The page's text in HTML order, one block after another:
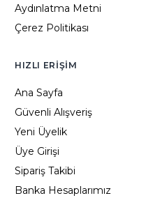
Aydınlatma Metni
Çerez Politikası
HIZLI ERIŞIM
Ana Sayfa
Güvenli Alışveriş
Yeni Üyelik
Üye Girişi
Sipariş Takibi
Banka Hesaplarımız